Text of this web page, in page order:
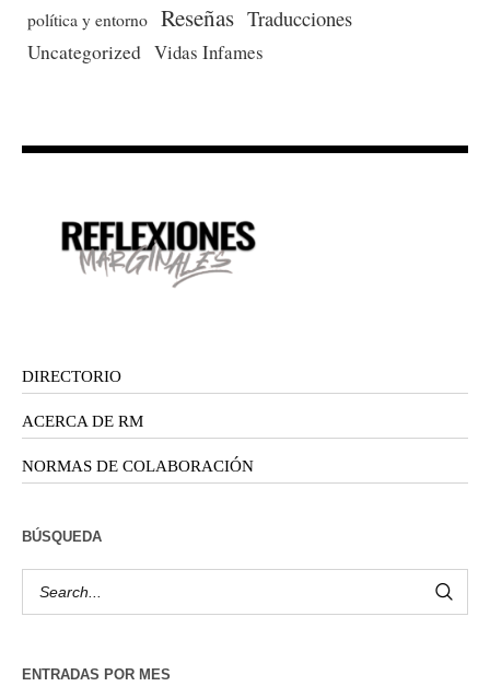
política y entorno Reseñas Traducciones
Uncategorized Vidas Infames
DIRECTORIO
ACERCA DE RM
NORMAS DE COLABORACIÓN
BÚSQUEDA
ENTRADAS POR MES